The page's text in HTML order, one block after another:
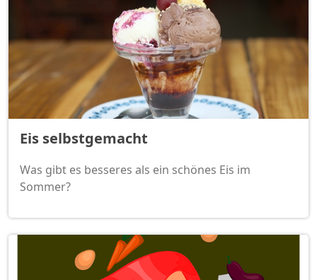
Eis selbstgemacht
Was gibt es besseres als ein schönes Eis im
Sommer?